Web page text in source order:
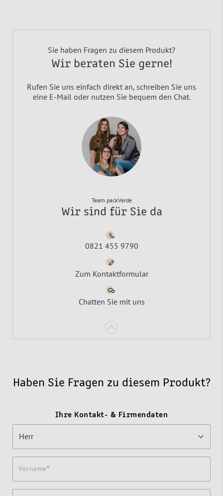
Sie haben Fragen zu diesem Produkt?
Wir beraten Sie gerne!
Rufen Sie uns einfach direkt an, schreiben Sie uns
eine E-Mail oder nutzen Sie bequem den Chat.
Team packVerde
Wir sind für Sie da
0821 455 9790
Zum Kontaktformular
Chatten Sie mit uns
Haben Sie Fragen zu diesem Produkt?
Ihre Kontakt- & Firmendaten
Vorname